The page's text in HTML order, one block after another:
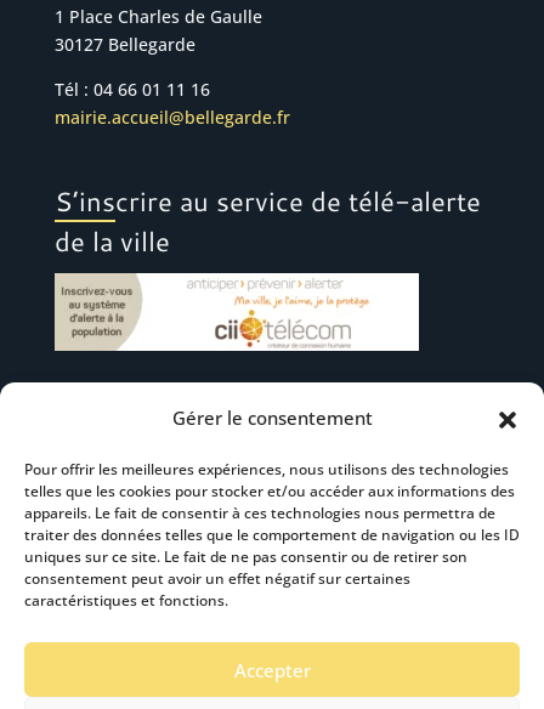
Gérer le consentement
Pour offrir les meilleures expériences, nous utilisons des technologies
telles que les cookies pour stocker et/ou accéder aux informations des
appareils. Le fait de consentir à ces technologies nous permettra de
traiter des données telles que le comportement de navigation ou les ID
uniques sur ce site. Le fait de ne pas consentir ou de retirer son
consentement peut avoir un effet négatif sur certaines
caractéristiques et fonctions.
Accepter
1 Place Charles de Gaulle
30127 Bellegarde
Tél : 04 66 01 11 16
mairie.accueil@bellegarde.fr
S’inscrire au service de télé-alerte
de la ville
Suivez-nous
S’abonner à la newsletter